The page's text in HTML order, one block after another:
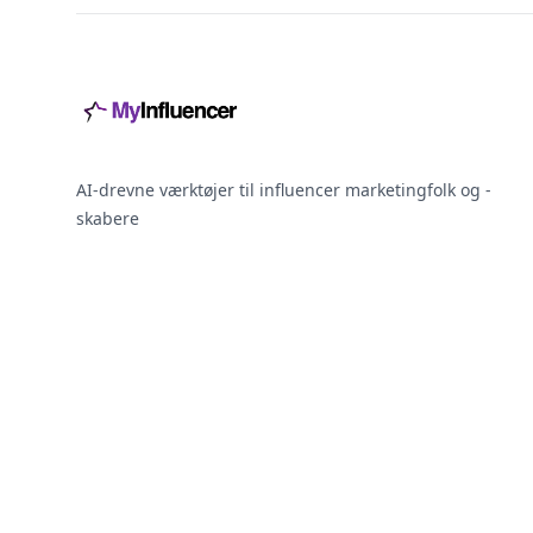
AI-drevne værktøjer til influencer marketingfolk og -
skabere